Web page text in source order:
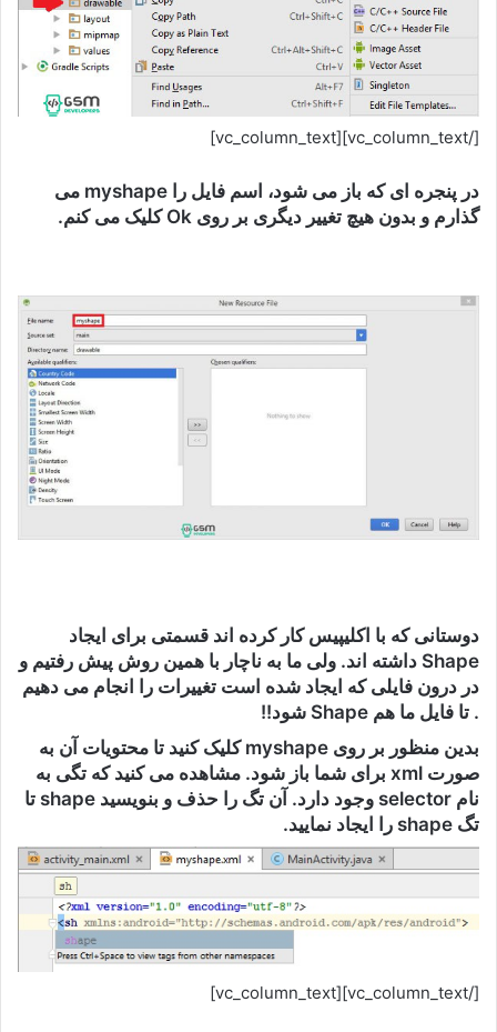
[/vc_column_text][vc_column_text]
در پنجره ای که باز می شود، اسم فایل را myshape می
گذارم و بدون هیچ تغییر دیگری بر روی Ok کلیک می کنم.
دوستانی که با اکلیپیس کار کرده اند قسمتی برای ایجاد
Shape داشته اند. ولی ما به ناچار با همین روش پیش رفتیم و
در درون فایلی که ایجاد شده است تغییرات را انجام می دهیم
. تا فایل ما هم Shape شود!!
بدین منظور بر روی myshape کلیک کنید تا محتویات آن به
صورت xml برای شما باز شود. مشاهده می کنید که تگی به
نام selector وجود دارد. آن تگ را حذف و بنویسید shape تا
تگ shape را ایجاد نمایید.
[/vc_column_text][vc_column_text]